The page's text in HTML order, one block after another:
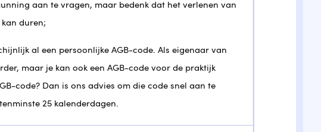
aan te vragen, maar bedenk dat het verlenen van
duren;
al een persoonlijke AGB-code. Als eigenaar van
maar je kan ook een AGB-code voor de praktijk
code? Dan is ons advies om die code snel aan te
25 kalenderdagen.